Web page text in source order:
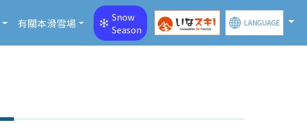
有關本滑雪場
Snow
Season